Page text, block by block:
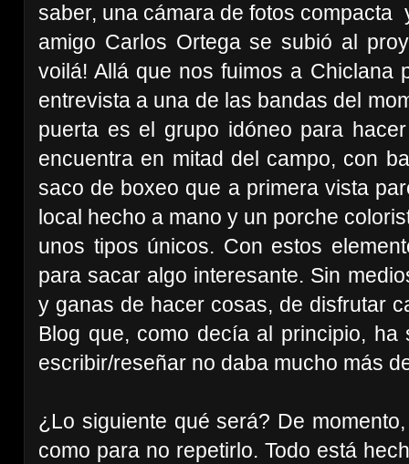
saber, una cámara de fotos compacta
amigo Carlos Ortega se subió al
voilá! Allá que nos fuimos a Chiclana
entrevista a una de las bandas del
puerta es el grupo idóneo para
encuentra en mitad del campo, con
saco de boxeo que a primera vista
local hecho a mano y un porche
unos tipos únicos. Con estos
para sacar algo interesante. Sin
y ganas de hacer cosas, de disfrutar
Blog que, como decía al principio,
escribir/reseñar no daba mucho más
¿Lo siguiente qué será? De
como para no repetirlo. Todo está